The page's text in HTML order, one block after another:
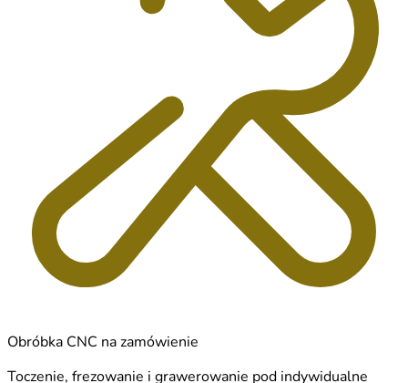
Obróbka CNC na zamówienie
Toczenie, frezowanie i grawerowanie pod indywidualne